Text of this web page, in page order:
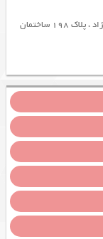
آدرس : تهران ، بلوار مرزداران ، بعد از خیابان رضایی نژاد ، پلاک 198 ساختمان